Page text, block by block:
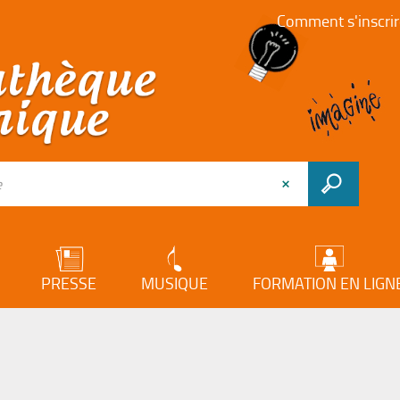
Comment
PRESSE MUSIQUE FORMATION EN